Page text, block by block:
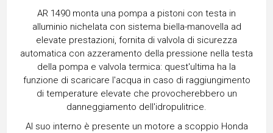
AR 1490 monta una pompa a pistoni con testa in
alluminio nichelata con sistema biella-manovella ad
elevate prestazioni, fornita di valvola di sicurezza
automatica con azzeramento della pressione nella testa
della pompa e valvola termica: quest'ultima ha la
funzione di scaricare l'acqua in caso di raggiungimento
di temperature elevate che provocherebbero un
danneggiamento dell'idropulitrice.
Al suo interno è presente un motore a scoppio Honda